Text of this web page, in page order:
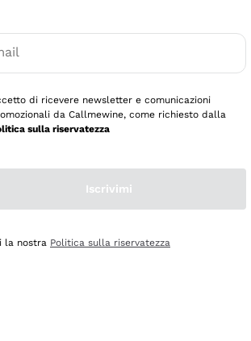
di ricevere newsletter e comunicazioni
da Callmewine, come richiesto dalla
sulla riservatezza
Iscrivimi
la nostra Politica sulla riservatezza